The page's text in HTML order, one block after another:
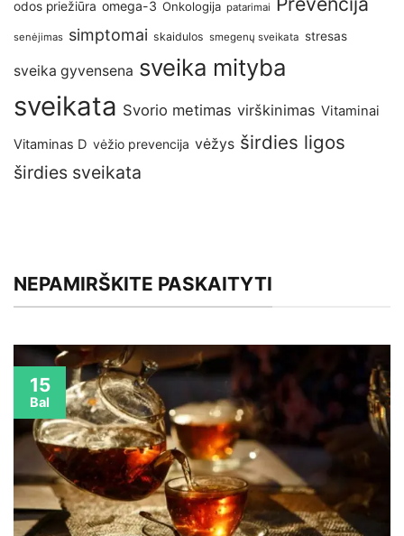
odos priežiūra omega-3 Onkologija patarimai
senėjimas simptomai skaidulos smegenų sveikata stresas
sveika gyvensena sveika mityba
sveikata Svorio metimas virškinimas Vitaminai
Vitaminas D vėžio prevencija vėžys širdies ligos
širdies sveikata
NEPAMIRŠKITE PASKAITYTI
15
Bal